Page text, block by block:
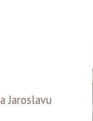
Jaroslavu